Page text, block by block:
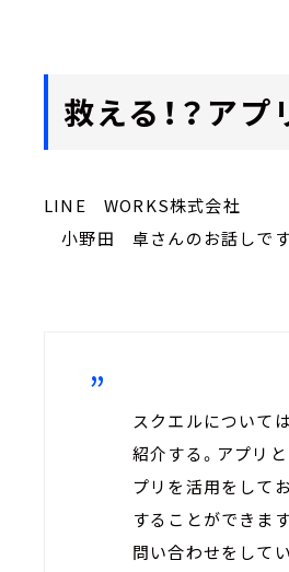
救える！？アプ
LINE WORKS株式会社
小野田 卓さんのお話しです
スクエルについて
紹介する。アプリ
プリを活用をして
することができま
問い合わせをして